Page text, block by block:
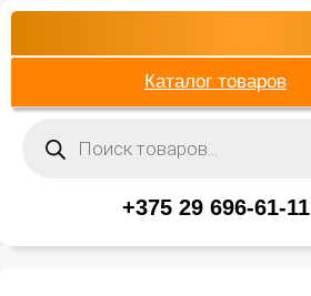
Каталог товаров
товаров
+375 29 696-61-11